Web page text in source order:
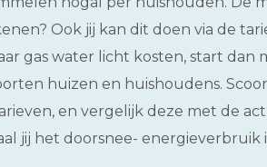
Ook jij kan dit doen via de
gas water licht kosten, start dan
huizen en huishoudens.
en vergelijk deze met de
jij het doorsnee- energieverbruik